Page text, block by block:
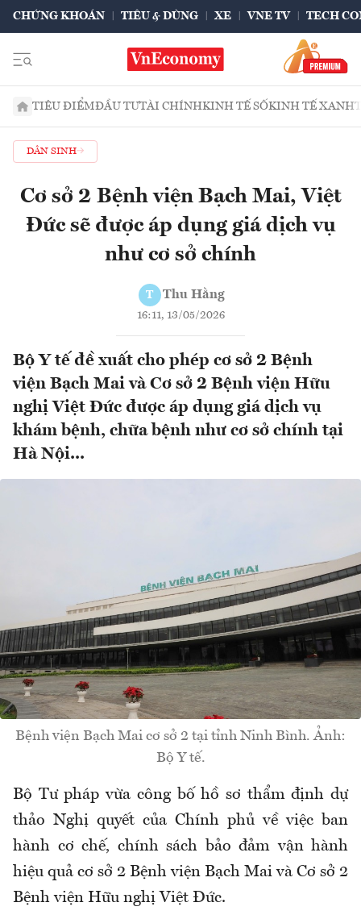
CHỨNG KHOÁN TIÊU & DÙNG XE VNE TV TECH
TIÊU ĐIỂMĐẦU TƯTÀI CHÍNHKINH TẾ SỐKINH TẾ XANH
DÂN SINH
Cơ sở 2 Bệnh viện Bạch Mai, Việt
Đức sẽ được áp dụng giá dịch vụ
như cơ sở chính
T Thu Hằng
16:11, 13/05/2026
Bộ Y tế đề xuất cho phép cơ sở 2 Bệnh
viện Bạch Mai và Cơ sở 2 Bệnh viện Hữu
nghị Việt Đức được áp dụng giá dịch vụ
khám bệnh, chữa bệnh như cơ sở chính tại
Hà Nội...
Bệnh viện Bạch Mai cơ sở 2 tại tỉnh Ninh Bình. Ảnh:
Bộ Y tế.
Bộ Tư pháp vừa công bố hồ sơ thẩm định dự
thảo Nghị quyết của Chính phủ về việc ban
hành cơ chế, chính sách bảo đảm vận hành
hiệu quả cơ sở 2 Bệnh viện Bạch Mai và Cơ sở 2
Bệnh viện Hữu nghị Việt Đức.